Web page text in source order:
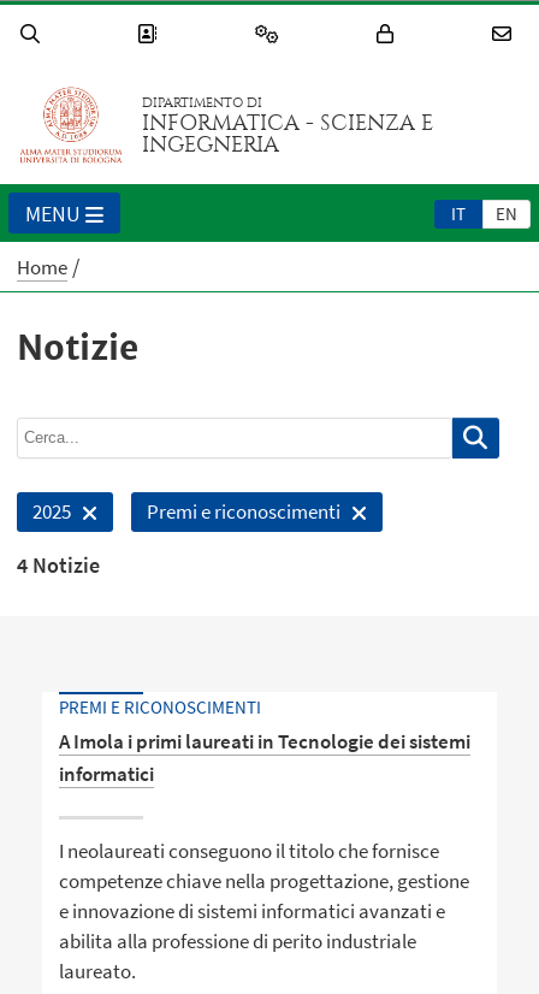
DIPARTIMENTO DI
INFORMATICA - SCIENZA E
INGEGNERIA
IT EN
MENU
Home
Notizie
2025 Premi e riconoscimenti
4 Notizie
PREMI E RICONOSCIMENTI
A Imola i primi laureati in Tecnologie dei sistemi
informatici
I neolaureati conseguono il titolo che fornisce
competenze chiave nella progettazione, gestione
e innovazione di sistemi informatici avanzati e
abilita alla professione di perito industriale
laureato.